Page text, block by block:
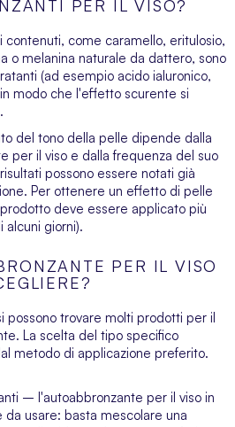
PER IL VISO?
come caramello, eritulosio,
o melanina naturale da dattero, sono
(ad esempio acido ialuronico,
modo che l'effetto scurente si
del tono della pelle dipende dalla
per il viso e dalla frequenza del suo
possono essere notati già
Per ottenere un effetto di pelle
deve essere applicato più
alcuni giorni).
PER IL VISO
possono trovare molti prodotti per il
La scelta del tipo specifico
metodo di applicazione preferito.
– l'autoabbronzante per il viso in
usare: basta mescolare una